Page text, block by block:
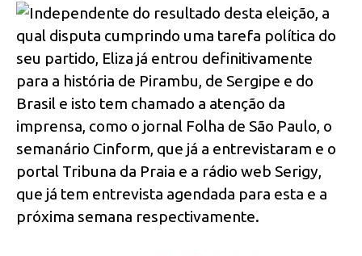
Independente do resultado desta eleição, a
qual disputa cumprindo uma tarefa política do
seu partido, Eliza já entrou definitivamente
para a história de Pirambu, de Sergipe e do
Brasil e isto tem chamado a atenção da
imprensa, como o jornal Folha de São Paulo, o
semanário Cinform, que já a entrevistaram e o
portal Tribuna da Praia e a rádio web Serigy,
que já tem entrevista agendada para esta e a
próxima semana respectivamente.